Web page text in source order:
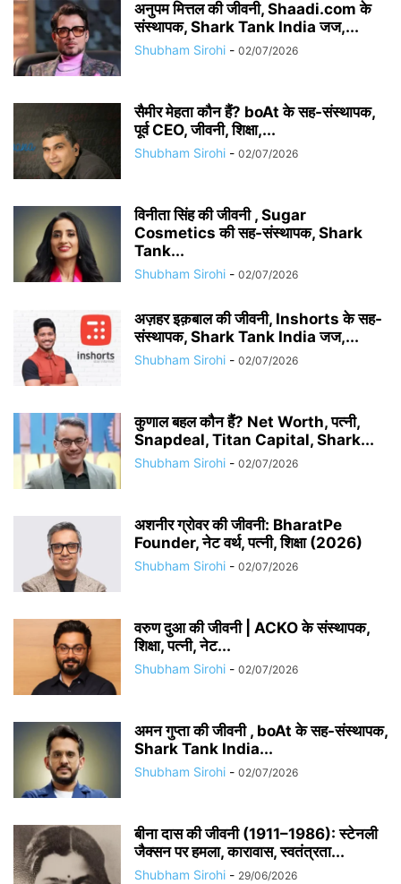
अनुपम मित्तल की जीवनी, Shaadi.com के
संस्थापक, Shark Tank India जज,...
Shubham Sirohi - 02/07/2026
सैमीर मेहता कौन हैं? boAt के सह-संस्थापक,
पूर्व CEO, जीवनी, शिक्षा,...
Shubham Sirohi - 02/07/2026
विनीता सिंह की जीवनी , Sugar
Cosmetics की सह-संस्थापक, Shark
Tank...
Shubham Sirohi - 02/07/2026
अज़हर इक़बाल की जीवनी, Inshorts के सह-
संस्थापक, Shark Tank India जज,...
Shubham Sirohi - 02/07/2026
कुणाल बहल कौन हैं? Net Worth, पत्नी,
Snapdeal, Titan Capital, Shark...
Shubham Sirohi - 02/07/2026
अशनीर ग्रोवर की जीवनी: BharatPe
Founder, नेट वर्थ, पत्नी, शिक्षा (2026)
Shubham Sirohi - 02/07/2026
वरुण दुआ की जीवनी | ACKO के संस्थापक,
शिक्षा, पत्नी, नेट...
Shubham Sirohi - 02/07/2026
अमन गुप्ता की जीवनी , boAt के सह-संस्थापक,
Shark Tank India...
Shubham Sirohi - 02/07/2026
बीना दास की जीवनी (1911–1986): स्टेनली
जैक्सन पर हमला, कारावास, स्वतंत्रता...
Shubham Sirohi - 29/06/2026